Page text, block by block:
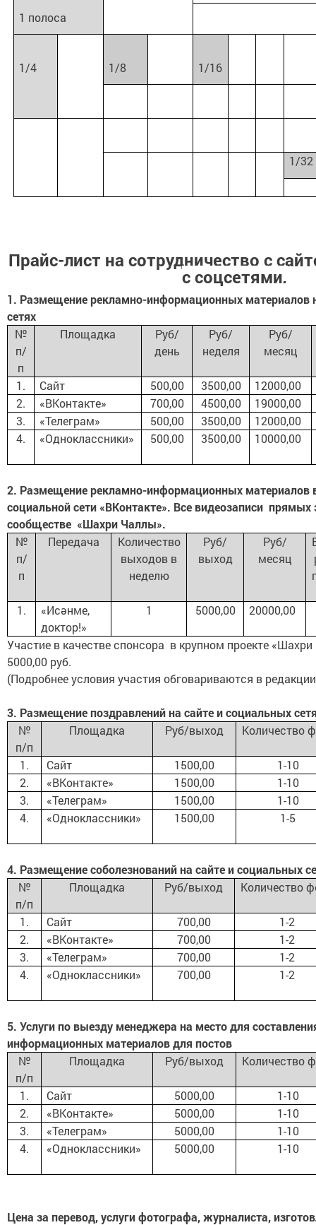
1 полоса
1/4 1/8 1/16
1/32
Прайс-лист на сотрудничество с
с соцсетями.
1. Размещение рекламно-информационных материалов
сетях
№
п/
п
Площадка
Руб/
день
Руб/
неделя
Руб/
месяц
1. Сайт 500,00 3500,00
12000,00
2.
«ВКонтакте» 700,00 4500,00
19000,00
3.
«Телеграм» 500,00 3500,00
12000,00
4.
«Одноклассники» 500,00 3500,00 10000,00
2. Размещение рекламно-информационных
социальной сети «ВКонтакте». Все видеозаписи
сообществе «Шахри Чаллы».
№
п/
п
Передача
Количество
выходов в
неделю
Руб/
выход
Руб/
месяц
1.
«Исәнме,
доктор!»
1 5000,00 20000,00
Участие в качестве спонсора в крупном проекте
5000,00 руб.
(Подробнее условия участия обговариваются в
3. Размещение поздравлений на сайте и социальных
№
п/п
Площадка Руб/выход Количество
1. Сайт 1500,00
1-10
2.
«ВКонтакте» 1500,00
1-10
3.
«Телеграм» 1500,00
1-10
4.
«Одноклассники» 1500,00 1-5
4. Размещение соболезнований на сайте и социальных
№
п/п
Площадка Руб/выход Количество
1. Сайт 700,00
1-2
2.
«ВКонтакте» 700,00
1-2
3.
«Телеграм» 700,00
1-2
4.
«Одноклассники» 700,00 1-2
5. Услуги по выезду менеджера на место для
информационных материалов для постов
№
п/п
Площадка Руб/выход Количество
1. Сайт 5000,00
1-10
2.
«ВКонтакте» 5000,00
1-10
3.
«Телеграм» 5000,00
1-10
4.
«Одноклассники» 5000,00 1-10
Цена за перевод, услуги фотографа, журналиста,